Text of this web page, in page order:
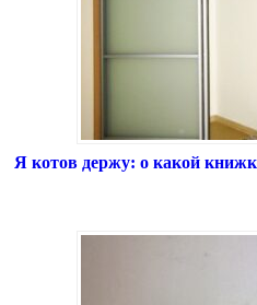
Я котов держу: о какой